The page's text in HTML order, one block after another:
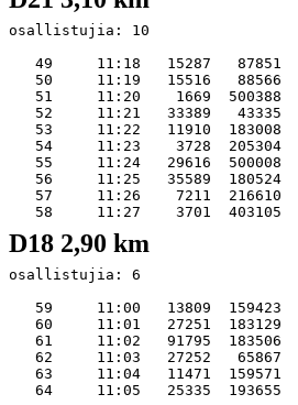
osallistujia: 10
49     11:18
50     11:19
51     11:20
52     11:21
53     11:22
54     11:23    3728
55     11:24
56     11:25   35589
57     11:26    7211
D18 2,90 km
osallistujia: 6
59     11:00
60     11:01   27251
61     11:02
62     11:03   27252
63     11:04